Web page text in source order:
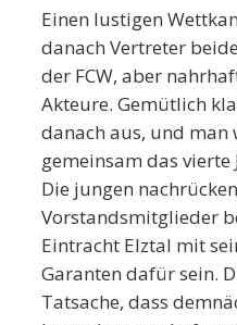
Einen lustigen
danach Vertreter
der FCW, aber
Akteure. Gemütlich
danach aus, und man
gemeinsam das vierte
Die jungen
Vorstandsmitglieder
Eintracht Elztal mit
Garanten dafür sein.
Tatsache, dass